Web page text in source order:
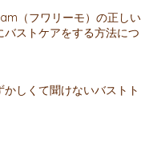
（フワリーモ）の正しい
ストケアをする方法につ
しくて聞けないバストト